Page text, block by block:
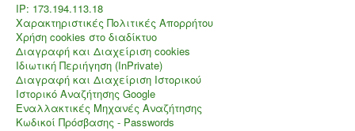
IP: 173.194.113.18
Χαρακτηριστικές Πολιτικές Απορρήτου
Χρήση cookies στο διαδίκτυο
Διαγραφή και Διαχείριση cookies
Ιδιωτική Περιήγηση (InPrivate)
Διαγραφή και Διαχείριση Ιστορικού
Ιστορικό Αναζήτησης Google
Εναλλακτικές Μηχανές Αναζήτησης
Κωδικοί Πρόσβασης - Passwords